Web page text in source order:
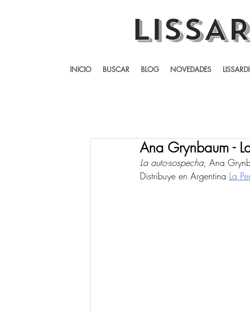
INICIO BUSCAR BLOG NOVEDADES
Ana Grynbaum -
La auto-sospecha, Ana
Distribuye en Argentina La